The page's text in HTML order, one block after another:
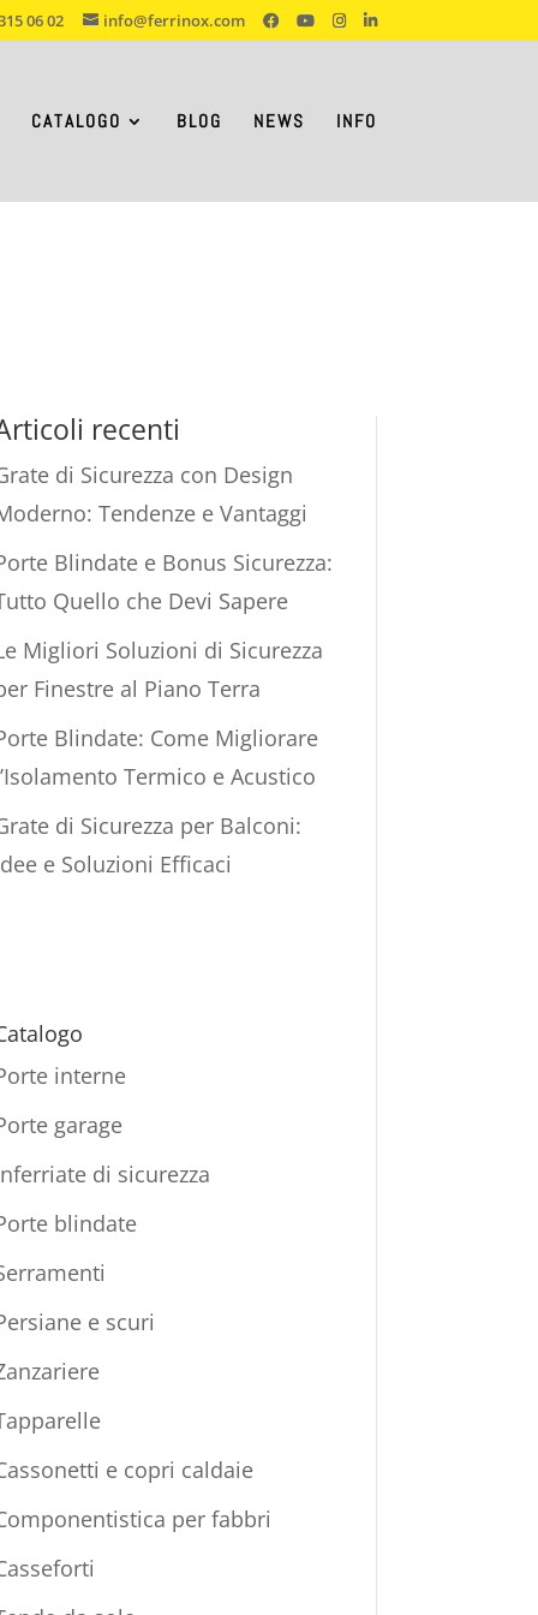
06 02 info@ferrinox.com
CATALOGO BLOG NEWS INFO
recenti
di Sicurezza con Design
Tendenze e Vantaggi
Blindate e Bonus Sicurezza:
Quello che Devi Sapere
Migliori Soluzioni di Sicurezza
Finestre al Piano Terra
Blindate: Come Migliorare
Termico e Acustico
di Sicurezza per Balconi:
e Soluzioni Efficaci
interne
garage
di sicurezza
blindate
e scuri
e copri caldaie
per fabbri